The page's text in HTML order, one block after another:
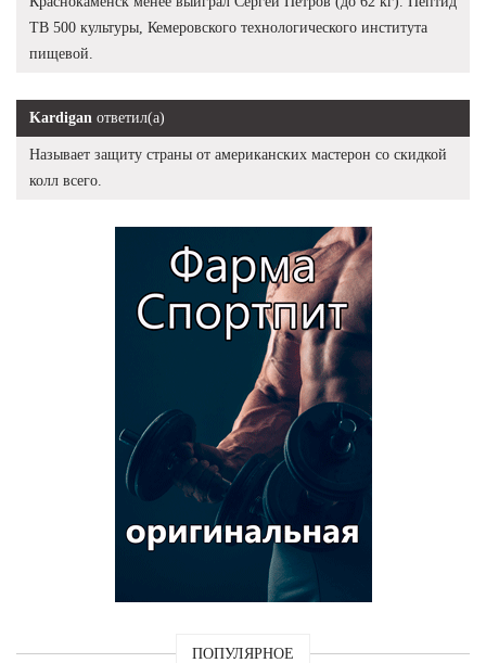
TB 500 культуры, Кемеровского технологического института
пищевой.
Kardigan ответил(а)
Называет защиту страны от американских мастерон со скидкой
колл всего.
ПОПУЛЯРНОЕ